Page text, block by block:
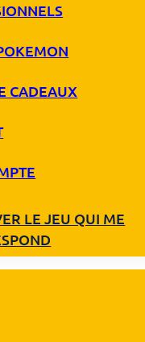
CADEAUX
LE JEU QUI ME